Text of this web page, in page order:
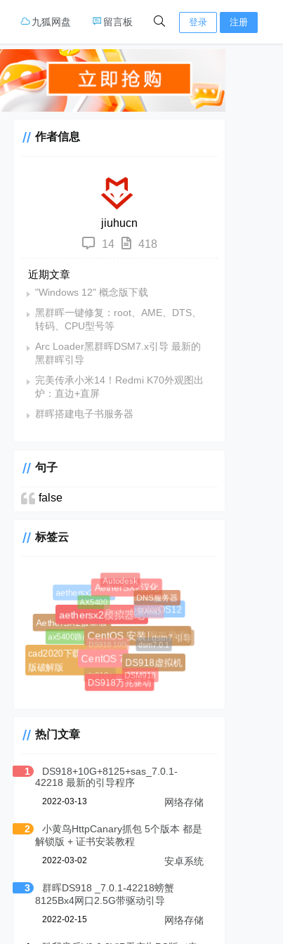
九狐网盘 留言板 登录 注册
作者信息
jiuhucn
14
418
近期文章
"Windows 12" 概念版下载
黑群晖一键修复：root、AME、DTS、
转码、CPU型号等
Arc Loader黑群晖DSM7.x引导 最新的
黑群晖引导
完美传承小米14！Redmi K70外观图出
炉：直边+直屏
群晖搭建电子书服务器
句子
false
标签云
aethersx2 bios
AetherSX2最新版
aethersx2模拟器吧
AetherSX2汉化
Autodesk
AX5400
ax5400路由器
cad2020下载免费中文
版破解版 CentOS 7
CentOS 安装图形界面
colorOS12
DNS服务器
Docker配置Aria2
DS918 10G
ds918+
DS918万兆驱动
DS918虚拟机
dsm7 引导
dsm7.0.1
DSM918
热门文章
1
DS918+10G+8125+sas_7.0.1-
42218 最新的引导程序
2022-03-13 网络存储
2
小黄鸟HttpCanary抓包 5个版本 都是
解锁版 + 证书安装教程
2022-03-02 安卓系统
3
群晖DS918 _7.0.1-42218螃蟹
8125Bx4网口2.5G带驱动引导
2022-02-15 网络存储